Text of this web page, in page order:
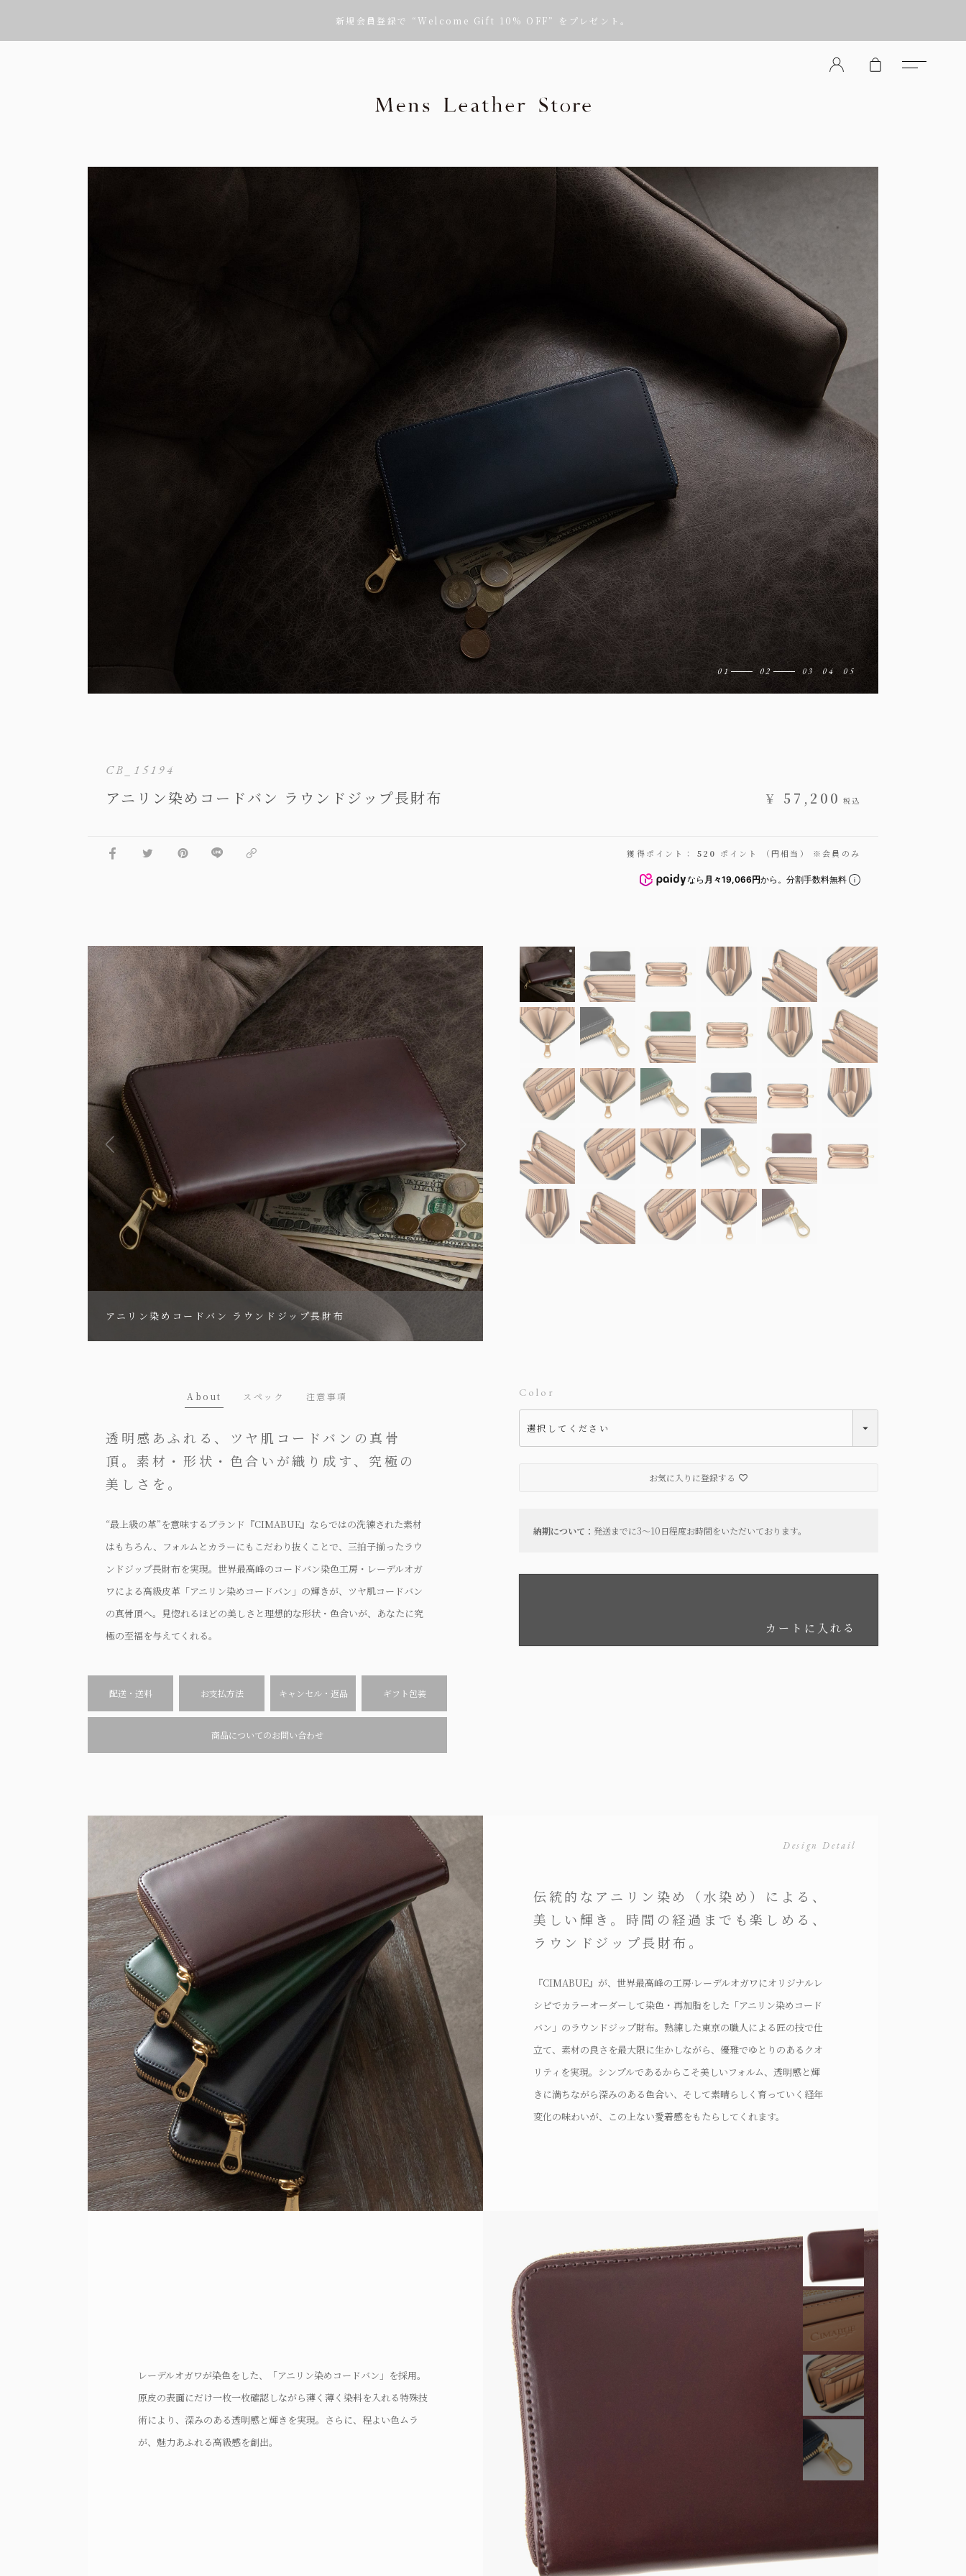
新規会員登録で “Welcome Gift 10% OFF” をプレゼント。
CB_15194
アニリン染めコードバン ラウンドジップ長財布 ¥ 57,200 税込
獲得ポイント： 520 ポイント （円相当） ※会員のみ
なら 月々19,066円から。分割手数料無料
アニリン染めコードバン ラウンドジップ長財布
アニリン染めコードバン ラウンドジップ長財布
About スペック 注意事項
透明感あふれる、ツヤ肌コードバンの真骨
頂。素材・形状・色合いが織り成す、究極の
美しさを。
“最上級の革”を意味するブランド『CIMABUE』ならではの洗練された素材
はもちろん、フォルムとカラーにもこだわり抜くことで、三拍子揃ったラウ
ンドジップ長財布を実現。世界最高峰のコードバン染色工房・レーデルオガ
ワによる高級皮革「アニリン染めコードバン」の輝きが、ツヤ肌コードバン
の真骨頂へ。見惚れるほどの美しさと理想的な形状・色合いが、あなたに究
極の至福を与えてくれる。
配送・送料 お支払方法 キャンセル・返品 ギフト包装
商品についてのお問い合わせ
納期について： 発送までに3～10日程度お時間をいただいております。
Color
お気に入りに登録する
カートに入れる
Design Detail
伝統的なアニリン染め（水染め）による、
美しい輝き。時間の経過までも楽しめる、
ラウンドジップ長財布。
『CIMABUE』が、世界最高峰の工房·レーデルオガワにオリジナルレ
シピでカラーオーダーして染色・再加脂をした「アニリン染めコード
バン」のラウンドジップ財布。熟練した東京の職人による匠の技で仕
立て、素材の良さを最大限に生かしながら、優雅でゆとりのあるクオ
リティを実現。シンプルであるからこそ美しいフォルム、透明感と輝
きに満ちながら深みのある色合い、そして素晴らしく育っていく経年
変化の味わいが、この上ない愛着感をもたらしてくれます。
レーデルオガワが染色をした、「アニリン染めコードバン」を採用。
原皮の表面にだけ一枚一枚確認しながら薄く薄く染料を入れる特殊技
術により、深みのある透明感と輝きを実現。さらに、程よい色ムラ
が、魅力あふれる高級感を創出。
を経て生まれ、使い込むほどに圧巻の経年変化を実感。小銭入れ側面
には、素押しの『CIMABUE』ロゴが施され、こだわりの最上級素材
と東京の匠の職人技による確かな品質を保証。そして、正確なネン入
れや精密なステッチなどの丁寧な作りが、匠の職人による細部へのこ